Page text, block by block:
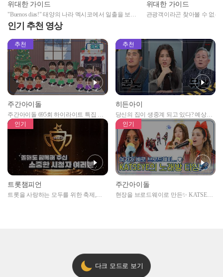
위대한 가이드
"Buenos dias!" 태양의 나라 멕시코에서 일출을 보다
☀
위대한 가이드
관광객이라곤 찾아볼 수 없는
인기 추천 영상
추천
주간아이돌
주간아이돌 695회 하이라이트 특집 남
자아이돌편 예고
추천
히든아이
당신의 집이 생중계 되고 있다? 예상치
못한 곳에서 일어나는 불법촬영 범죄!
인기
트롯챔피언
트롯을 사랑하는 모두를 위한 축제,
인기
주간아이돌
현장을 브로드웨이로 만든✨ KATSEYE
다크 모드로 보기